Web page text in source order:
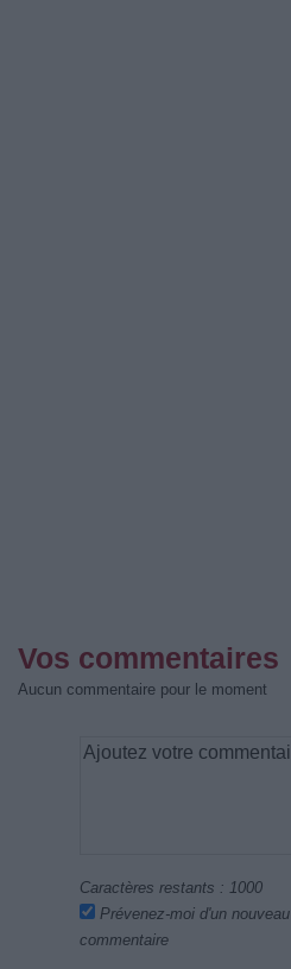
Vos commentaires
Aucun commentaire pour le moment
Caractères restants : 1000
Prévenez-moi d'un nouveau
commentaire